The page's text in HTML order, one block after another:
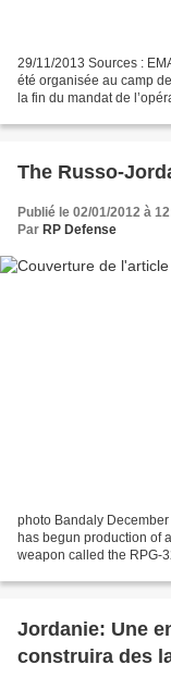
29/11/2013 Sources :
été organisée au camp
la fin du mandat de
The Russo-
Publié le 02/01/2012 à
Par RP Defense
photo Bandaly December
has begun production of
weapon called the RPG-
Jordanie: Une
construira des